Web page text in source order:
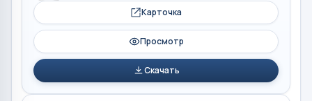
Карточка
Просмотр
Скачать